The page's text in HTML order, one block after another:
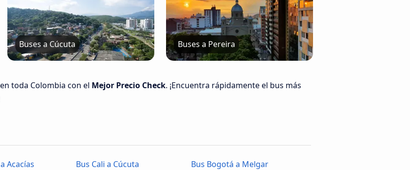
Buses a Cúcuta Buses a Pereira
toda Colombia con el Mejor Precio Check. ¡Encuentra rápidamente el bus más
Acacías
Bus Cali a Cúcuta
Bus Bogotá a Melgar